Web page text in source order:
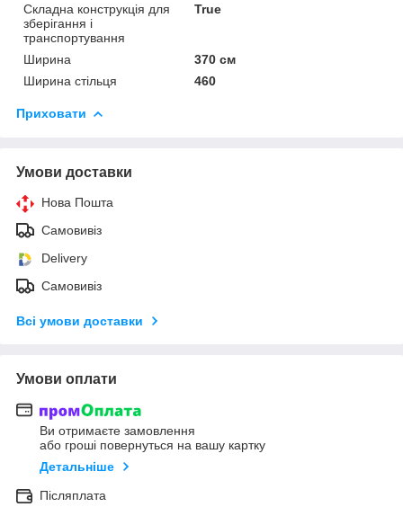
Складна конструкція для
зберігання і
транспортування
True
Ширина
370 см
Ширина стільця
460
Приховати
Умови доставки
Нова Пошта
Самовивіз
Delivery
Самовивіз
Всі умови доставки
Умови оплати
Ви отримаєте замовлення
або гроші повернуться на вашу картку
Детальніше
Післяплата